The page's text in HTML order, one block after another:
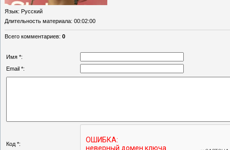
Язык: Русский
Длительность материала: 00:02:00
Всего комментариев: 0
Имя *:
Email *:
Код *: